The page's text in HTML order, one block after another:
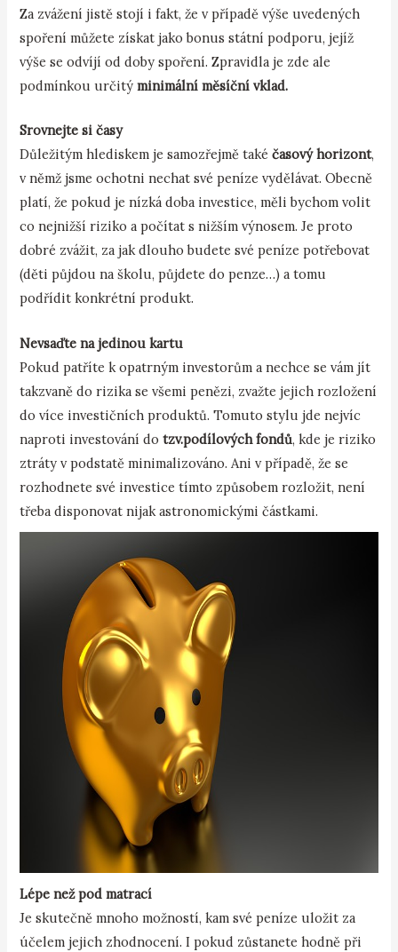
Za zvážení jistě stojí i fakt, že v případě výše uvedených
spoření můžete získat jako bonus státní podporu, jejíž
výše se odvíjí od doby spoření. Zpravidla je zde ale
podmínkou určitýminimální měsíční vklad.
Srovnejte si časy
Důležitým hlediskem je samozřejmě takéčasový horizont,
v němž jsme ochotni nechat své peníze vydělávat. Obecně
platí, že pokud je nízká doba investice, měli bychom volit
co nejnižší riziko a počítat s nižším výnosem. Je proto
dobré zvážit, za jak dlouho budete své peníze potřebovat
(děti půjdou na školu, půjdete do penze…) a tomu
podřídit konkrétní produkt.
Nevsaďte na jedinou kartu
Pokud patříte k opatrným investorům a nechce se vám jít
takzvaně do rizika se všemi penězi, zvažte jejich rozložení
do více investičních produktů. Tomuto stylu jde nejvíc
naproti investování dotzv.podílových fondů, kde je riziko
ztráty v podstatě minimalizováno. Ani v případě, že se
rozhodnete své investice tímto způsobem rozložit, není
třeba disponovat nijak astronomickými částkami.
Lépe než pod matrací
Je skutečně mnoho možností, kam své peníze uložit za
účelem jejich zhodnocení. I pokud zůstanete hodně při